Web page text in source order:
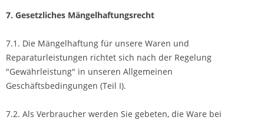
7. Gesetzliches Mängelhaftungsrecht
7.1. Die Mängelhaftung für unsere Waren und
Reparaturleistungen richtet sich nach der Regelung
"Gewährleistung" in unseren Allgemeinen
Geschäftsbedingungen (Teil I).
7.2. Als Verbraucher werden Sie gebeten, die Ware bei